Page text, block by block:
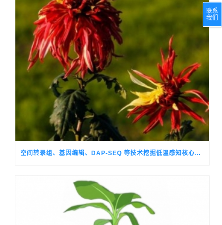
空间转录组、基因编辑、DAP-SEQ 等技术挖掘低温感知核心调控基因，破解观赏菊季节性生长转换的关键机制
联系
我们